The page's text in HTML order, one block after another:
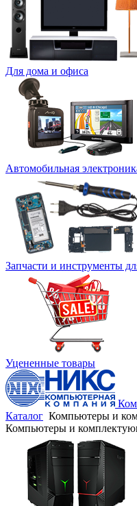
Для дома и офиса
Автомобильная
Запчасти и инструменты
Уцененные товары
Каталог Компьютеры и
Компьютеры и